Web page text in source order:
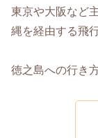
東京や大阪など
縄を経由する飛
徳之島への行き